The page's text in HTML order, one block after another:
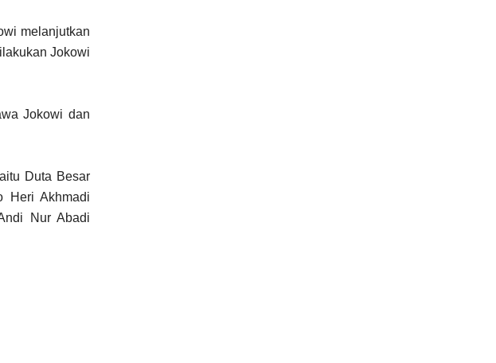
melanjutkan
Jokowi
Jokowi dan
Duta Besar
Heri Akhmadi
Nur Abadi